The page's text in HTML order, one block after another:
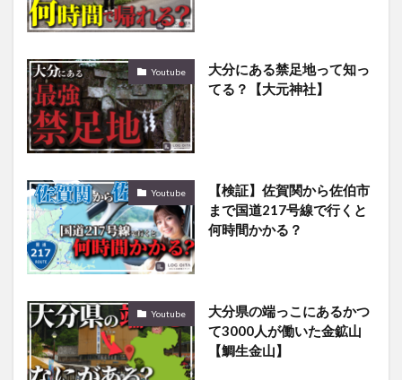
Youtube
大分にある禁足地って知っ
てる？【大元神社】
Youtube
【検証】佐賀関から佐伯市
まで国道217号線で行くと
何時間かかる？
Youtube
大分県の端っこにあるかつ
て3000人が働いた金鉱山
【鯛生金山】